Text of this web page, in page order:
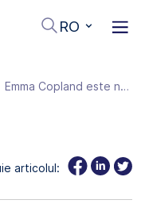
RO
Emma Copland este noul director de resurse umane al Eurowag
articolul: